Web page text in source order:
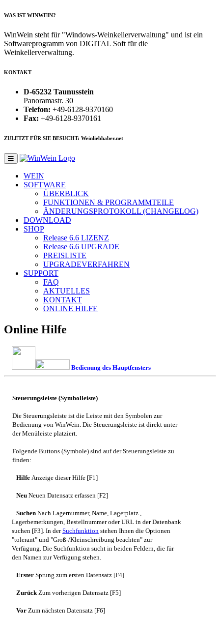
WAS IST WINWEIN?
WinWein steht für "Windows-Weinkellerverwaltung" und ist ein
Softwareprogramm von DIGITAL Soft für die
Weinkellerverwaltung.
KONTAKT
D-65232 Taunusstein
Panoramastr. 30
Telefon: +49-6128-9370160
Fax: +49-6128-9370161
ZULETZT FÜR SIE BESUCHT: Weinliebhaber.net
WEIN
SOFTWARE
ÜBERBLICK
FUNKTIONEN & PROGRAMMTEILE
ÄNDERUNGSPROTOKOLL (CHANGELOG)
DOWNLOAD
SHOP
Release 6.6 LIZENZ
Release 6.6 UPGRADE
PREISLISTE
UPGRADEVERFAHREN
SUPPORT
FAQ
AKTUELLES
KONTAKT
ONLINE HILFE
Online Hilfe
Bedienung des Hauptfensters
Steuerungsleiste (Symbolleiste)
Die Steuerungsleiste ist die Leiste mit den Symbolen zur
Bedienung vonWinWein . Die Steuerungsleiste ist direkt unter
der Menüleiste platziert.
Folgende Buttons (Symbole) sind auf der Steuerungsleiste zu
finden:
Hilfe Anzeige dieser Hilfe [F1]
Neu Neuen Datensatz erfassen [F2]
Suchen Nach Lagernummer, Name, Lagerplatz ,
Lagerbemerkungen, Bestellnummer oder URL in der Datenbank
suchen [F3]. In derSuchfunktion stehen Ihnen die Optionen
"tolerant" und "Groß-/Kleinschreibung beachten" zur
Verfügung. Die Suchfunktion sucht in beiden Feldern, die für
den Namen zur Verfügung stehen.
Erster Sprung zum ersten Datensatz [F4]
Zurück Zum vorherigen Datensatz [F5]
Vor Zum nächsten Datensatz [F6]